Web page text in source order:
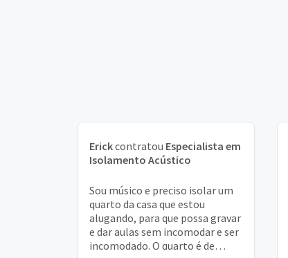
Erickcontratou Especialista em
Isolamento Acústico
Sou músico e preciso isolar um
quarto da casa que estou
alugando, para que possa gravar
e dar aulas sem incomodar e ser
incomodado. O quarto é de